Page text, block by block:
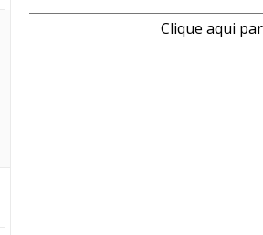
Clique aqui